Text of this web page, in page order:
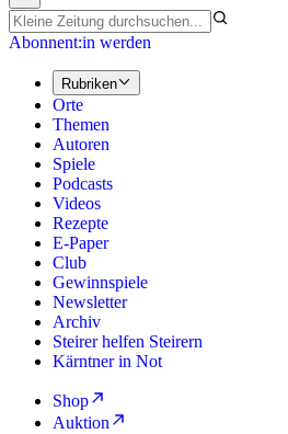
Abonnent:in werden
Rubriken
Orte
Themen
Autoren
Spiele
Podcasts
Videos
Rezepte
E-Paper
Club
Gewinnspiele
Newsletter
Archiv
Steirer helfen Steirern
Kärntner in Not
Shop
Auktion